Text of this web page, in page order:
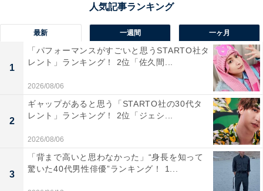
技法を採用しながらも、モダンで洗礼された味わいを実
現しているから」（20代女性／大阪府）といった声が集
まりました。
最新 一週間 一ヶ月
1
「パフォーマンスがすごいと思うSTARTO社タ
レント」ランキング！ 2位「佐久間...
2026/08/06
2
ギャップがあると思う「STARTO社の30代タ
レント」ランキング！ 2位「ジェシ...
2026/08/06
3
「背まで高いと思わなかった」“身長を知って
驚いた40代男性俳優”ランキング！ 1...